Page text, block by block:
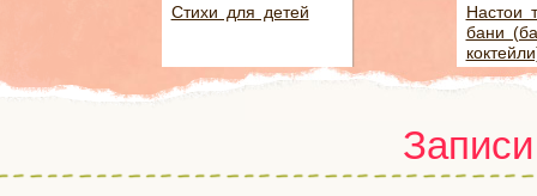
Стихи для детей
Настои
бани